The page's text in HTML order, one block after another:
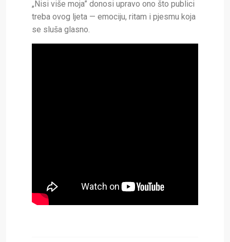
„Nisi više moja” donosi upravo ono što publici
treba ovog ljeta — emociju, ritam i pjesmu koja
se sluša glasno.